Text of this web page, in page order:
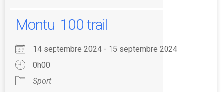
Montu' 100 trail
14 septembre 2024 - 15 septembre 2024
0h00
Sport